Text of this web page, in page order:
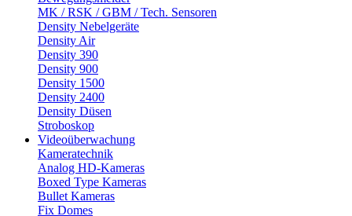
MK / RSK / GBM / Tech. Sensoren
Density Nebelgeräte
Density Air
Density 390
Density 900
Density 1500
Density 2400
Density Düsen
Stroboskop
Videoüberwachung
Kameratechnik
Analog HD-Kameras
Boxed Type Kameras
Bullet Kameras
Fix Domes